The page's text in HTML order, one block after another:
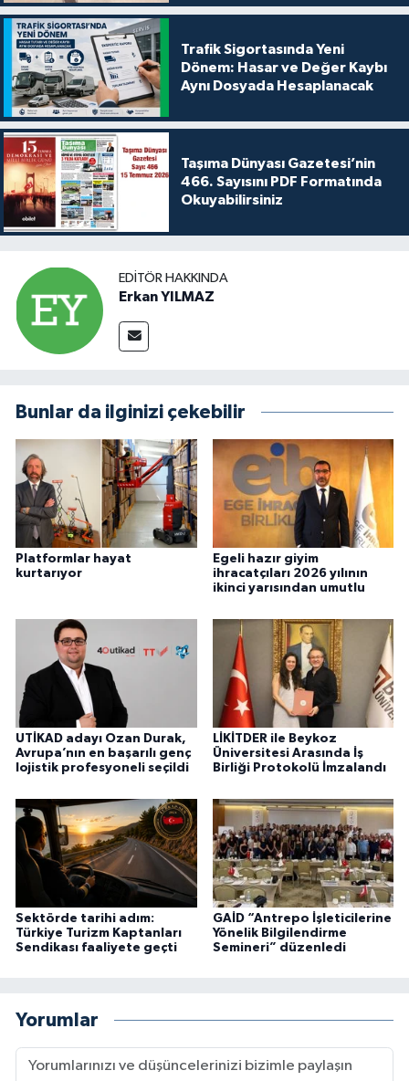
Trafik Sigortasında Yeni
Dönem: Hasar ve Değer Kaybı
Aynı Dosyada Hesaplanacak
Taşıma Dünyası Gazetesi’nin
466. Sayısını PDF Formatında
Okuyabilirsiniz
EDITÖR HAKKINDA
Erkan YILMAZ
Bunlar da ilginizi çekebilir
Platformlar hayat
kurtarıyor
Egeli hazır giyim
ihracatçıları 2026 yılının
ikinci yarısından umutlu
UTİKAD adayı Ozan Durak,
Avrupa’nın en başarılı genç
lojistik profesyoneli seçildi
LİKİTDER ile Beykoz
Üniversitesi Arasında İş
Birliği Protokolü İmzalandı
Sektörde tarihi adım:
Türkiye Turizm Kaptanları
Sendikası faaliyete geçti
GAİD “Antrepo İşleticilerine
Yönelik Bilgilendirme
Semineri” düzenledi
Yorumlar